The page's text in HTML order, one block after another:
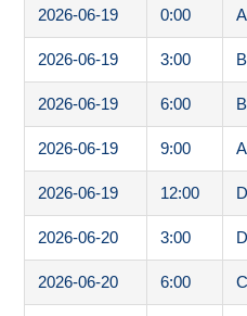
2026-06-19 0:00
2026-06-19 3:00
2026-06-19 6:00
2026-06-19 9:00
2026-06-19 12:00
2026-06-20 3:00
2026-06-20 6:00